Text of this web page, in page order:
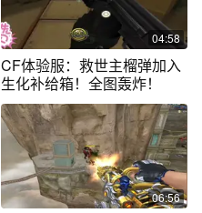
04:58
CF体验服：救世主榴弹加入
生化补给箱！全图轰炸！
06:56